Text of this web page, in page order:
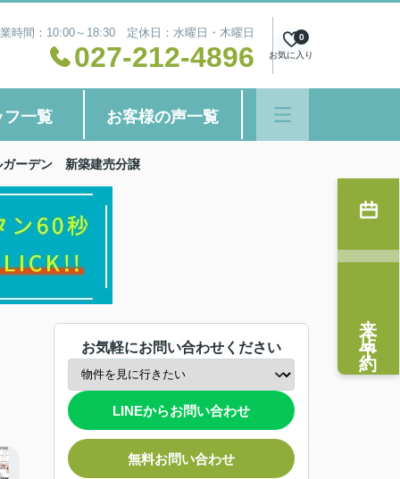
時間：10:00～18:30 定休日：水曜日・木曜日
027-212-4896 お気に入り
0
フ一覧 お客様の声一覧
ーデン 新築建売分譲
お気軽にお問い合わせください
LINEからお問い合わせ
無料お問い合わせ
来店予約